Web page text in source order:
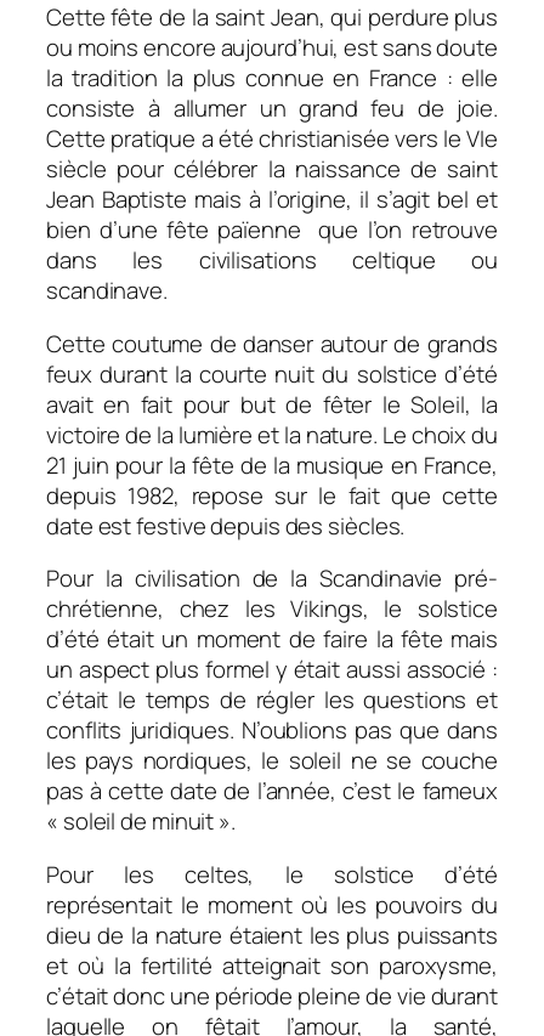
Cette fête de la saint Jean, qui perdure plus
ou moins encore aujourd’hui, est sans doute
la tradition la plus connue en France : elle
consiste à allumer un grand feu de joie.
Cette pratique a été christianisée vers le VIe
siècle pour célébrer la naissance de saint
Jean Baptiste mais à l’origine, il s’agit bel et
bien d’une fête païenne que l’on retrouve
dans les civilisations celtique ou
scandinave.
Cette coutume de danser autour de grands
feux durant la courte nuit du solstice d’été
avait en fait pour but de fêter le Soleil, la
victoire de la lumière et la nature. Le choix du
21 juin pour la fête de la musique en France,
depuis 1982, repose sur le fait que cette
date est festive depuis des siècles.
Pour la civilisation de la Scandinavie pré-
chrétienne, chez les Vikings, le solstice
d’été était un moment de faire la fête mais
un aspect plus formel y était aussi associé :
c’était le temps de régler les questions et
conflits juridiques. N’oublions pas que dans
les pays nordiques, le soleil ne se couche
pas à cette date de l’année, c’est le fameux
« soleil de minuit ».
Pour les celtes, le solstice d’été
représentait le moment où les pouvoirs du
dieu de la nature étaient les plus puissants
et où la fertilité atteignait son paroxysme,
c’était donc une période pleine de vie durant
laquelle on fêtait l’amour, la santé,